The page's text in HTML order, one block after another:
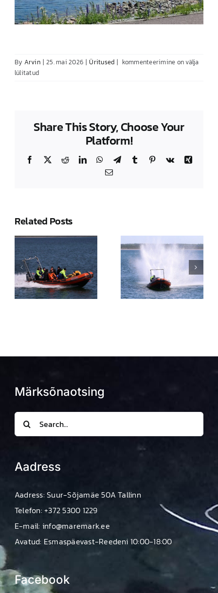
By Arvin | 25. mai 2026 | Üritused | Saaremaa
kommenteerimine on välja
lülitatud
Share This Story, Choose Your
Platform!
Facebook
X RedditLinkedInWhatsApp
TelegramTumblr Pinterest
Vk
Xing
Email
Related Posts
Märksõnaotsing
Search
for:
Aadress
Aadress: Suur-Sõjamäe 50A Tallinn
Telefon: +372 5300 1229
E-mail: info@maremark.ee
Avatud: Esmaspäevast-Reedeni 10:00-18:00
Facebook